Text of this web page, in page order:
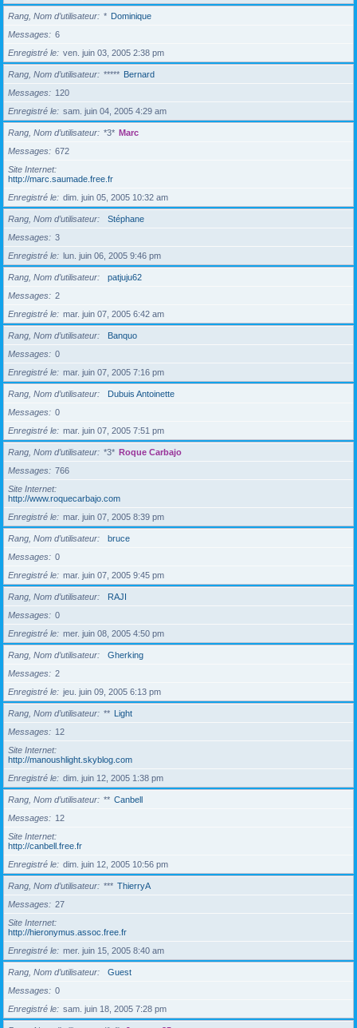
Rang, Nom d’utilisateur * Dominique
Messages
6
Enregistré le
ven. juin 03, 2005 2:38 pm
Rang, Nom d’utilisateur ***** Bernard
Messages
120
Enregistré le
sam. juin 04, 2005 4:29 am
Rang, Nom d’utilisateur *3* Marc
Messages
672
Site Internet
http://marc.saumade.free.fr
Enregistré le
dim. juin 05, 2005 10:32 am
Rang, Nom d’utilisateur
Stéphane
Messages
3
Enregistré le
lun. juin 06, 2005 9:46 pm
Rang, Nom d’utilisateur
patjuju62
Messages
2
Enregistré le
mar. juin 07, 2005 6:42 am
Rang, Nom d’utilisateur
Banquo
Messages
0
Enregistré le
mar. juin 07, 2005 7:16 pm
Rang, Nom d’utilisateur
Dubuis Antoinette
Messages
0
Enregistré le
mar. juin 07, 2005 7:51 pm
Rang, Nom d’utilisateur *3* Roque Carbajo
Messages
766
Site Internet
http://www.roquecarbajo.com
Enregistré le
mar. juin 07, 2005 8:39 pm
Rang, Nom d’utilisateur
bruce
Messages
0
Enregistré le
mar. juin 07, 2005 9:45 pm
Rang, Nom d’utilisateur
RAJI
Messages
0
Enregistré le
mer. juin 08, 2005 4:50 pm
Rang, Nom d’utilisateur
Gherking
Messages
2
Enregistré le
jeu. juin 09, 2005 6:13 pm
Rang, Nom d’utilisateur ** Light
Messages
12
Site Internet
http://manoushlight.skyblog.com
Enregistré le
dim. juin 12, 2005 1:38 pm
Rang, Nom d’utilisateur ** Canbell
Messages
12
Site Internet
http://canbell.free.fr
Enregistré le
dim. juin 12, 2005 10:56 pm
Rang, Nom d’utilisateur *** ThierryA
Messages
27
Site Internet
http://hieronymus.assoc.free.fr
Enregistré le
mer. juin 15, 2005 8:40 am
Rang, Nom d’utilisateur
Guest
Messages
0
Enregistré le
sam. juin 18, 2005 7:28 pm